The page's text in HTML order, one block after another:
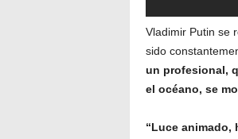
Vladimir Putin se
sido
un profesional,
el océano, se
“Luce animado,